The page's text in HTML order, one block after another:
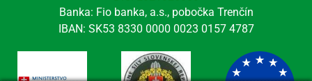
Banka: Fio banka, a.s., pobočka Trenčín
IBAN: SK53 8330 0000 0023 0157 4787